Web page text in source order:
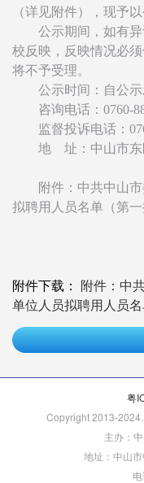
（详见附件），现予以
公示期间，如有异
校反映，反映情况必
将不予受理。
公示时间：自公示
咨询电话：0760-
监督投诉电话：
地 址：中山市东
附件：中共中山市
拟聘用人员名单（第一
附件下载： 附件：中
单位人员拟聘用人员
粤
Copyright 2013-
主办：
地址：中山